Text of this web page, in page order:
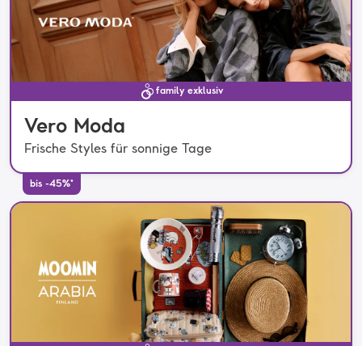
family exklusiv
Vero Moda
Frische Styles für sonnige Tage
bis -45%*